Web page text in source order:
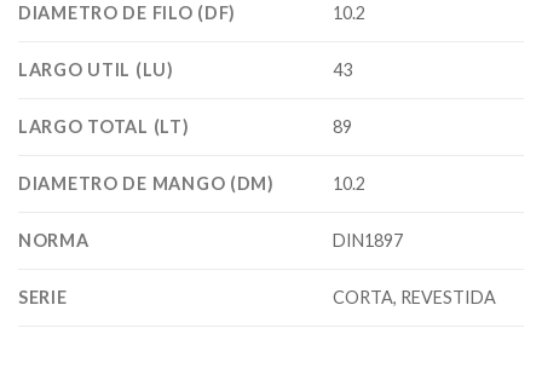
DIAMETRO DE FILO (DF) 10.2
LARGO UTIL (LU) 43
LARGO TOTAL (LT) 89
DIAMETRO DE MANGO (DM) 10.2
NORMA DIN1897
SERIE CORTA, REVESTIDA